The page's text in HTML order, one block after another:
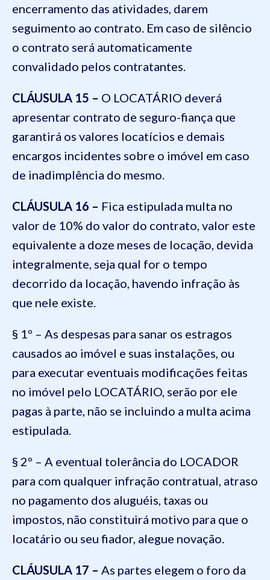
encerramento das atividades, darem
seguimento ao contrato. Em caso de silêncio
o contrato será automaticamente
convalidado pelos contratantes.
CLÁUSULA 15 – O LOCATÁRIO deverá
apresentar contrato de seguro-fiança que
garantirá os valores locatícios e demais
encargos incidentes sobre o imóvel em caso
de inadimplência do mesmo.
CLÁUSULA 16 – Fica estipulada multa no
valor de 10% do valor do contrato, valor este
equivalente a doze meses de locação, devida
integralmente, seja qual for o tempo
decorrido da locação, havendo infração às
que nele existe.
§ 1º – As despesas para sanar os estragos
causados ao imóvel e suas instalações, ou
para executar eventuais modificações feitas
no imóvel pelo LOCATÁRIO, serão por ele
pagas à parte, não se incluindo a multa acima
estipulada.
§ 2º – A eventual tolerância do LOCADOR
para com qualquer infração contratual, atraso
no pagamento dos aluguéis, taxas ou
impostos, não constituirá motivo para que o
locatário ou seu fiador, alegue novação.
CLÁUSULA 17 – As partes elegem o foro da